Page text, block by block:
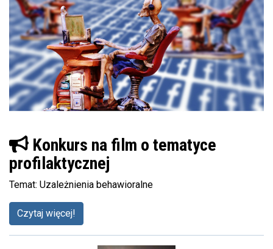
Konkurs na film o tematyce
profilaktycznej
Temat: Uzależnienia behawioralne
Czytaj więcej!